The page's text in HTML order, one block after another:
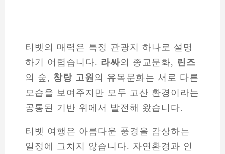
티벳의 매력은 특정 관광지 하나로 설명
하기 어렵습니다. 라싸의 종교문화, 린즈
의 숲, 창탕 고원 의 유목문화는 서로 다른
모습을 보여주지만 모두 고산 환경이라는
공통된 기반 위에서 발전해 왔습니다.
티벳 여행은 아름다운 풍경을 감상하는
일정에 그치지 않습니다. 자연환경과 인